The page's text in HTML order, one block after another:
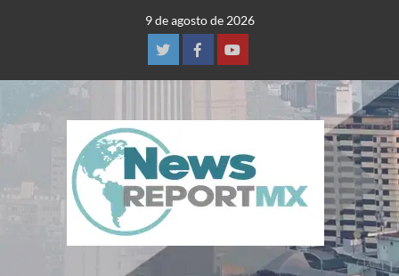
9 de agosto de 2026
TwitterFacebookYoutube